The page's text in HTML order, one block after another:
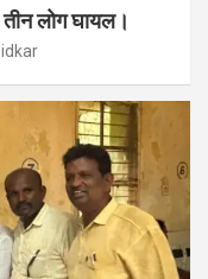
लोग घायल।